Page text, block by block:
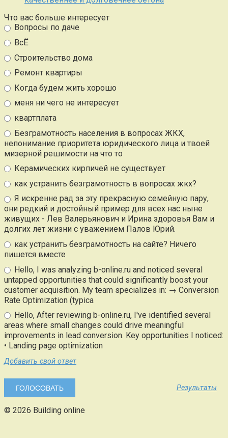
Что вас больше интересует
Вопросы по даче
ВсЁ
Строительство дома
Ремонт квартиры
Когда будем жить хорошо
меня ни чего не интересует
квартплата
Безграмотность населения в вопросах ЖКХ,
непонимание приоритета юридического лица и твоей
мизерной решимости на что то
Керамических кирпичей не существует
как устранить безграмотность в вопросах жкх?
Я искренне рад за эту прекрасную семейную пару,
они редкий и достойный пример для всех нас ныне
живущих - Лев Валерьянович и Ирина здоровья Вам и
долгих лет жизни с уважением Палов Юрий.
как устранить безграмотность на сайте? Ничего
пишется вместе
Hello, I was analyzing b-online.ru and noticed several
untapped opportunities that could significantly boost your
customer acquisition. My team specializes in: → Conversion
Rate Optimization (typica
Hello, After reviewing b-online.ru, I've identified several
areas where small changes could drive meaningful
improvements in lead conversion. Key opportunities I noticed:
• Landing page optimization
Добавить свой ответ
Результаты
© 2026 Building online